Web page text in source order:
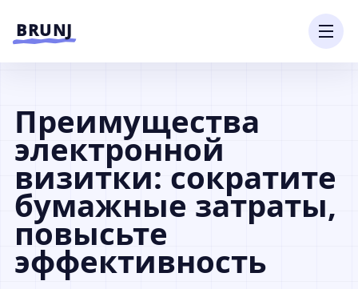
BRUNJ
Преимущества
электронной
визитки: сократите
бумажные затраты,
повысьте
эффективность